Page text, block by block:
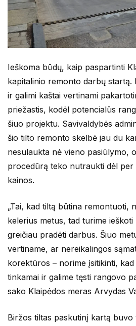
Ieškoma būdų, kaip paspartinti
kapitalinio remonto darbų startą.
ir galimi kaštai vertinami
priežastis, kodėl potencialūs
šiuo projektu. Savivaldybės
šio tilto remonto skelbė jau du
nesulaukta nė vieno pasiūlymo,
procedūrą teko nutraukti dėl per
kainos.
„Tai, kad tiltą būtina remontuoti,
kelerius metus, tad turime
greičiau pradėti darbus. Šiuo
vertiname, ar nereikalingos
korektūros – norime įsitikinti,
tinkamai ir galime tęsti rangovo
sako Klaipėdos meras Arvydas
Biržos tiltas paskutinį kartą buvo